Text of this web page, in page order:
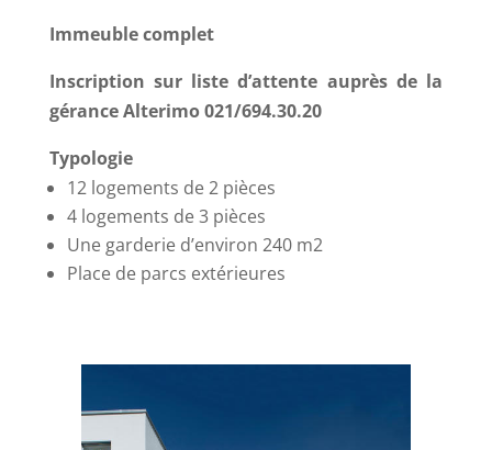
Immeuble complet
Inscription sur liste d’attente auprès de la
gérance Alterimo 021/694.30.20
Typologie
12 logements de 2 pièces
4 logements de 3 pièces
Une garderie d’environ 240 m2
Place de parcs extérieures